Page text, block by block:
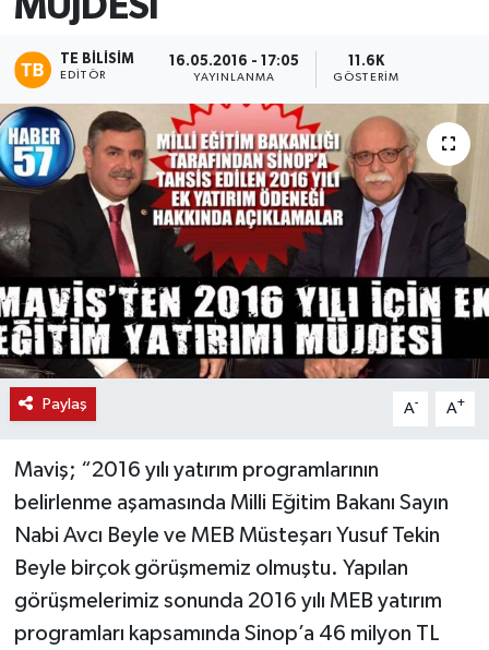
TE BILISIM
EDITÖR
16.05.2016 - 17:05
YAYINLANMA
11.6K
GÖSTERIM
Paylaş A- A+
Maviş; “2016 yılı yatırım programlarının
belirlenme aşamasında Milli Eğitim Bakanı Sayın
Nabi Avcı Beyle ve MEB Müsteşarı Yusuf Tekin
Beyle birçok görüşmemiz olmuştu. Yapılan
görüşmelerimiz sonunda 2016 yılı MEB yatırım
programları kapsamında Sinop’a 46 milyon TL